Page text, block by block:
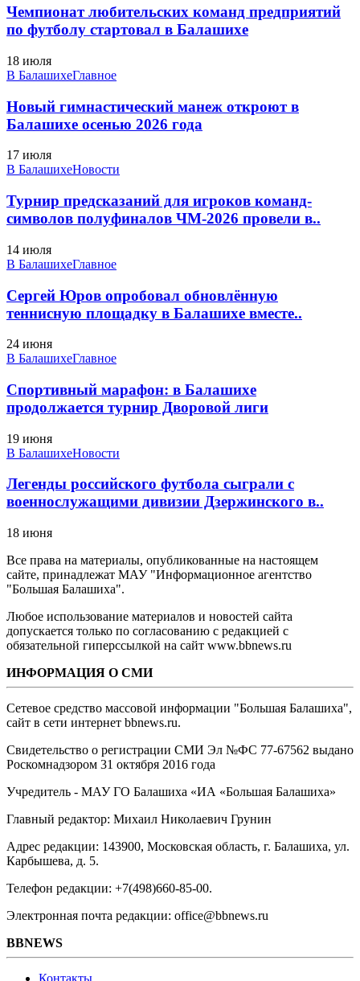
Чемпионат любительских команд предприятий
по футболу стартовал в Балашихе
18 июля
В БалашихеГлавное
Новый гимнастический манеж откроют в
Балашихе осенью 2026 года
17 июля
В БалашихеНовости
Турнир предсказаний для игроков команд-
символов полуфиналов ЧМ-2026 провели в..
14 июля
В БалашихеГлавное
Сергей Юров опробовал обновлённую
теннисную площадку в Балашихе вместе..
24 июня
В БалашихеГлавное
Спортивный марафон: в Балашихе
продолжается турнир Дворовой лиги
19 июня
В БалашихеНовости
Легенды российского футбола сыграли с
военнослужащими дивизии Дзержинского в..
18 июня
Все права на материалы, опубликованные на настоящем
сайте, принадлежат МАУ "Информационное агентство
"Большая Балашиха".
Любое использование материалов и новостей сайта
допускается только по согласованию с редакцией с
обязательной гиперссылкой на сайт www.bbnews.ru
ИНФОРМАЦИЯ О СМИ
Сетевое средство массовой информации "Большая Балашиха",
сайт в сети интернет bbnews.ru.
Свидетельство о регистрации СМИ Эл №ФС ‎77-67562 выдано
Роскомнадзором 31 октября 2016 года
Учредитель - МАУ ГО Балашиха «ИА «Большая Балашиха»
Главный редактор: Михаил Николаевич Грунин
Адрес редакции: 143900, Московская область, г. Балашиха, ул.
Карбышева, д. 5.
Телефон редакции: +7(498)660-85-00.
Электронная почта редакции: office@bbnews.ru
BBNEWS